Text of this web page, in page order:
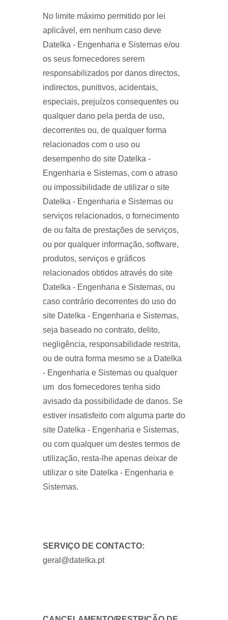
No limite máximo permitido por lei
aplicável, em nenhum caso deve
Datelka - Engenharia e Sistemas e/ou
os seus fornecedores serem
responsabilizados por danos directos,
indirectos, punitivos, acidentais,
especiais, prejuízos consequentes ou
qualquer dano pela perda de uso,
decorrentes ou, de qualquer forma
relacionados com o uso ou
desempenho do site Datelka -
Engenharia e Sistemas, com o atraso
ou impossibilidade de utilizar o site
Datelka - Engenharia e Sistemas ou
serviços relacionados, o fornecimento
de ou falta de prestações de serviços,
ou por qualquer informação, software,
produtos, serviços e gráficos
relacionados obtidos através do site
Datelka - Engenharia e Sistemas, ou
caso contrário decorrentes do uso do
site Datelka - Engenharia e Sistemas,
seja baseado no contrato, delito,
negligência, responsabilidade restrita,
ou de outra forma mesmo se a Datelka
- Engenharia e Sistemas ou qualquer
um dos fornecedores tenha sido
avisado da possibilidade de danos. Se
estiver insatisfeito com alguma parte do
site Datelka - Engenharia e Sistemas,
ou com qualquer um destes termos de
utilização, resta-lhe apenas deixar de
utilizar o site Datelka - Engenharia e
Sistemas.
SERVIÇO DE CONTACTO:
geral@datelka.pt